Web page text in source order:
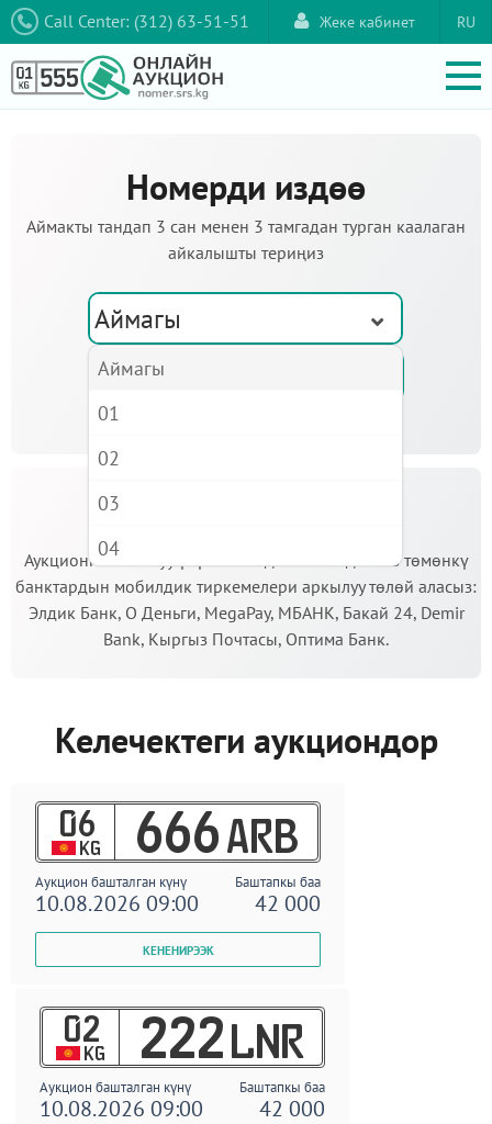
Call Center: (312) 63-51-51 RU
Жеке кабинет
Номерди издөө
Аймакты тандап 3 сан менен 3 тамгадан турган каалаган
айкалышты териңиз
Аймагы
Аукционго катышуу үчүн кепилдик салымды Сиз төмөнкү
банктардын мобилдик тиркемелери аркылуу төлөй аласыз:
Элдик Банк, О Деньги, MegaPay, МБАНК, Бакай 24, Demir
Bank, Кыргыз Почтасы, Оптима Банк.
Келечектеги аукциондор
06
KG 666 ARB
Аукцион башталган күнү Баштапкы баа
10.08.2026 09:00 42 000
02
KG 222 LNR
Аукцион башталган күнү Баштапкы баа
10.08.2026 09:00 42 000
Аймагы
01
02
03
04
05
06